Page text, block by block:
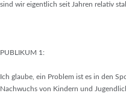
sind wir eigentlich seit Jahren relativ
PUBLIKUM 1:
Ich glaube, ein Problem ist es in den
Nachwuchs von Kindern und